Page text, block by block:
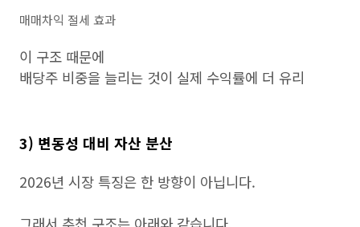
매매차익 절세 효과
이 구조 때문에
배당주 비중을 늘리는 것이 실제 수익률에 더 유리
3) 변동성 대비 자산 분산
2026년 시장 특징은 한 방향이 아닙니다.